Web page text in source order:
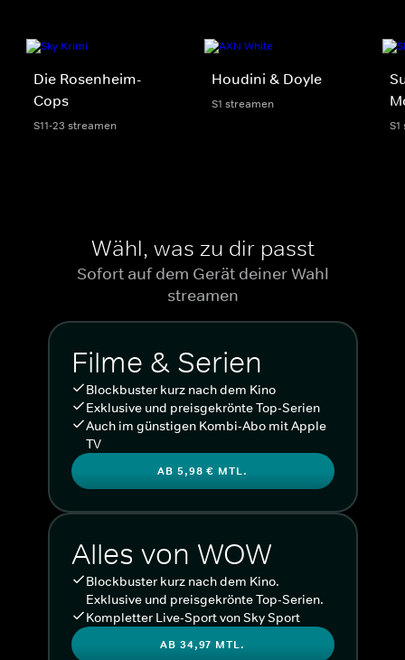
Die Rosenheim-
Cops
S11-23 streamen
Houdini & Doyle
S1 streamen
Wähl, was zu dir passt
Sofort auf dem Gerät deiner Wahl
streamen
Filme & Serien
Blockbuster kurz nach dem Kino
Exklusive und preisgekrönte Top-Serien
Auch im günstigen Kombi-Abo mit Apple
TV
AB 5,98 € MTL.
Alles von WOW
Blockbuster kurz nach dem Kino.
Exklusive und preisgekrönte Top-Serien.
Kompletter Live-Sport von Sky Sport
AB 34,97 MTL.